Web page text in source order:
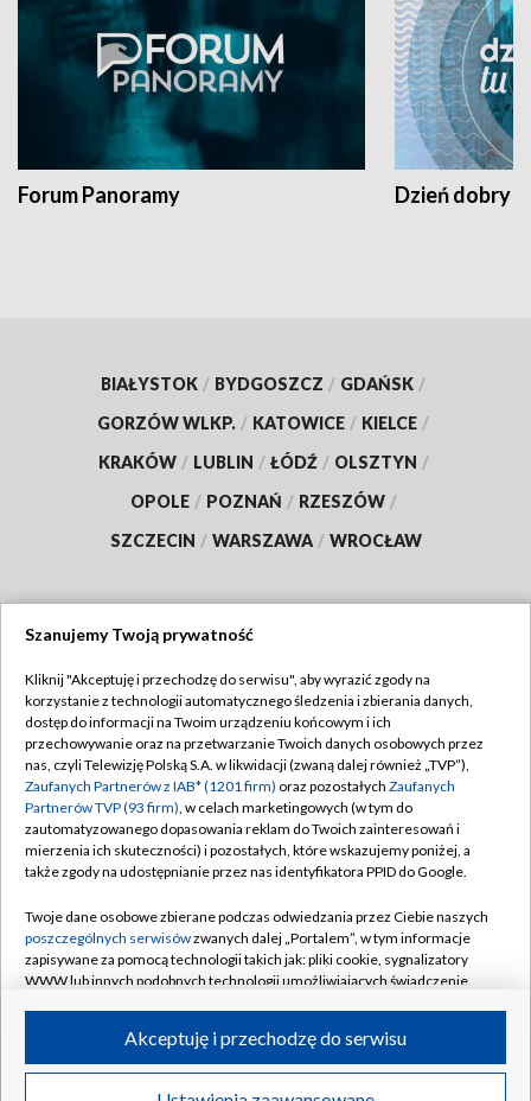
Forum Panoramy Dzień dobry
BIAŁYSTOK / BYDGOSZCZ / GDAŃSK /
GORZÓW WLKP. / KATOWICE / KIELCE /
KRAKÓW / LUBLIN / ŁÓDŹ / OLSZTYN /
OPOLE / POZNAŃ / RZESZÓW /
SZCZECIN / WARSZAWA / WROCŁAW
TVP
Abonament TVP
Emisja w TVP
Centrum informacji TVP
Naziemna Telewizja Cyfrowa
Rada Programowa
System NOS
Informacje o nadawcy
Program dla prasy
Regulamin TVP
Polityka prywatności
Moje zgody
Pomoc
Kontakt
Kanały
©2026 Telewizja Polska S.A. w likwidacji
Szanujemy Twoją prywatność
Kliknij "Akceptuję i przechodzę do serwisu", aby wyrazić zgody na
korzystanie z technologii automatycznego śledzenia i zbierania danych,
dostęp do informacji na Twoim urządzeniu końcowym i ich
przechowywanie oraz na przetwarzanie Twoich danych osobowych przez
nas, czyli Telewizję Polską S.A. w likwidacji (zwaną dalej również „TVP”),
Zaufanych Partnerów z IAB* (1201 firm) oraz pozostałych Zaufanych
Partnerów TVP (93 firm), w celach marketingowych (w tym do
zautomatyzowanego dopasowania reklam do Twoich zainteresowań i
mierzenia ich skuteczności) i pozostałych, które wskazujemy poniżej, a
także zgody na udostępnianie przez nas identyfikatora PPID do Google.
Twoje dane osobowe zbierane podczas odwiedzania przez Ciebie naszych
poszczególnych serwisówzwanych dalej „Portalem”, w tym informacje
zapisywane za pomocą technologii takich jak: pliki cookie, sygnalizatory
WWW lub innych podobnych technologii umożliwiających świadczenie
ruchu w Internecie.
Twoje dane osobowe zbierane podczas odwiedzania przez Ciebie
Akceptuję i przechodzę do serwisu